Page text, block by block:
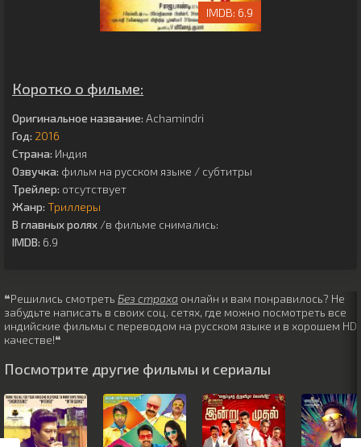
6.9
Коротко о фильме:
Оригинальное название: Achamindri
Год: 2016
Страна: Индия
Озвучка: фильм на русском языке / субтитры
Трейлер: отсутствует
Жанр: Триллеры
В главных ролях /в фильме снимались:
IMDB: 6.9
❝Решились смотреть Без страха онлайн и вам понравилось? Не
забудьте написать в своих соц. сетях, где можно посмотреть все
индийские фильмы с переводом на русском языке и в хорошем HD
качестве!❝
Посмотрите другие фильмы и сериалы